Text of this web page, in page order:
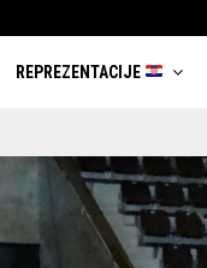
REPREZENTACIJE